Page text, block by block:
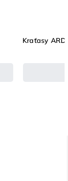
Kraťasy